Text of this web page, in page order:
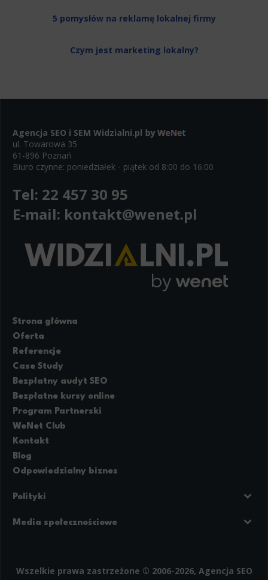
5 pomysłów na reklamę lokalnej firmy
Czym jest marketing lokalny?
Agencja SEO i SEM Widzialni.pl
ul. Towarowa 35
61-896 Poznań
Biuro czynne: poniedziałek - piątek od 8:00 do 16:00
Tel: 22 457 30 95
E-mail: kontakt@wenet.pl
Strona główna
Oferta
Referencje
Case Study
Bezpłatny audyt SEO
Bezpłatne kursy online
Program Partnerski
WeNet Club
Kontakt
Blog
Odpowiedzialny biznes
Polityki
Regulamin strony
Media społecznościowe
Wszelkie prawa zastrzeżone © 2006-2026, Agencja SEO